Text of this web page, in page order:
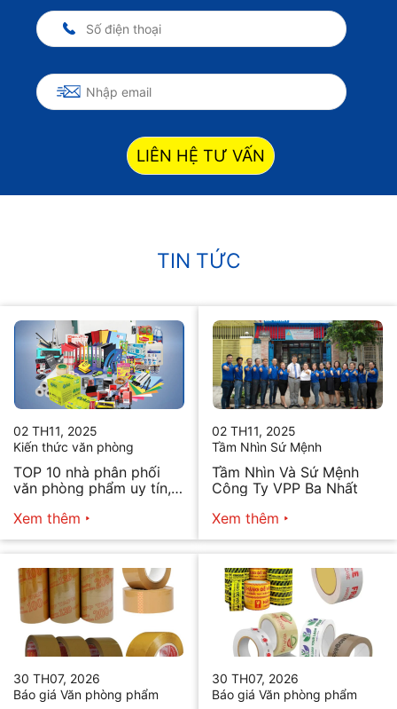
LIÊN HỆ TƯ VẤN
TIN TỨC
02 TH11, 2025
Kiến thức văn phòng
TOP 10 nhà phân phối
văn phòng phẩm uy tín,
Xem thêm
02 TH11, 2025
Tầm Nhìn Sứ Mệnh
Tầm Nhìn Và Sứ Mệnh
Công Ty VPP Ba Nhất
Xem thêm
30 TH07, 2026
Báo giá Văn phòng phẩm
30 TH07, 2026
Báo giá Văn phòng phẩm